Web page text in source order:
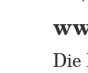
Die